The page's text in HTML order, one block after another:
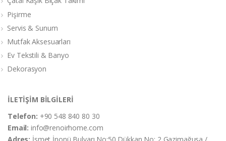
Pişirme
Servis & Sunum
Mutfak Aksesuarları
Ev Tekstili & Banyo
Dekorasyon
İLETİŞİM BİLGİLERİ
Telefon: +90 548 840 80 30
Email:info@renoirhome.com